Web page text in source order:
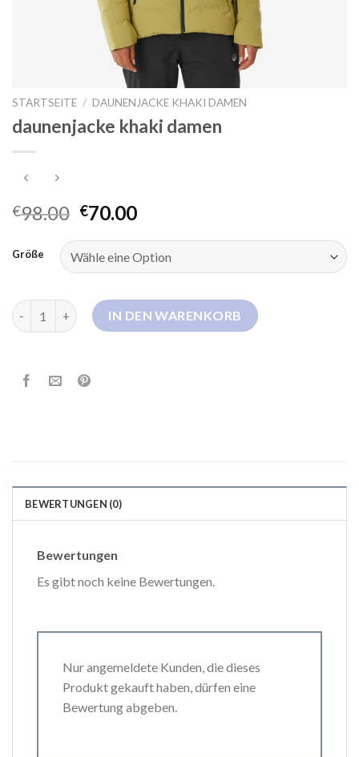
STARTSEITE / DAUNENJACKE KHAKI DAMEN
daunenjacke khaki damen
€98.00 €70.00
Größe
daunenjacke khaki damen Menge
IN DEN WARENKORB
BEWERTUNGEN (0)
Bewertungen
Es gibt noch keine Bewertungen.
Nur angemeldete Kunden, die dieses
Produkt gekauft haben, dürfen eine
Bewertung abgeben.